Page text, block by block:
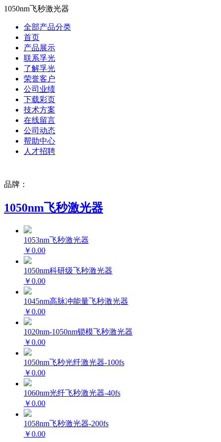
1050nm飞秒激光器
全部产品分类
首页
产品展示
联系孚光
了解孚光
荣誉客户
公司业绩
下载彩页
技术方案
在线留言
公司动态
帮助中心
人才招聘
品牌：
1050nm飞秒激光器
1053nm飞秒激光器
￥0.00
1050nm科研级飞秒激光器
￥0.00
1045nm高脉冲能量飞秒激光器
￥0.00
1020nm-1050nm锁模飞秒激光器
￥0.00
1050nm飞秒光纤激光器-100fs
￥0.00
1060nm光纤飞秒激光器-40fs
￥0.00
1058nm飞秒激光器-200fs
￥0.00